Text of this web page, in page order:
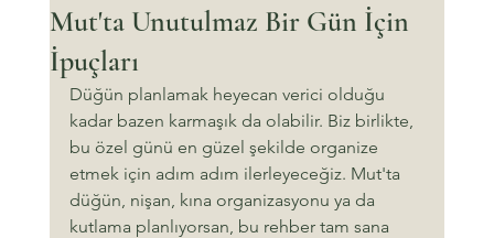
Mut'ta Unutulmaz Bir Gün İçin
İpuçları
Düğün planlamak heyecan verici olduğu
kadar bazen karmaşık da olabilir. Biz birlikte,
bu özel günü en güzel şekilde organize
etmek için adım adım ilerleyeceğiz. Mut'ta
düğün, nişan, kına organizasyonu ya da
kutlama planlıyorsan, bu rehber tam sana